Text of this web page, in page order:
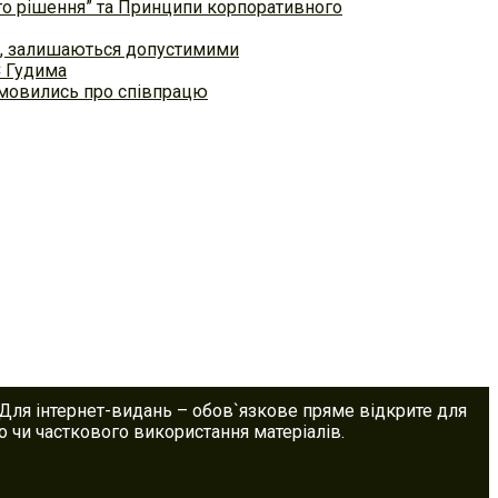
рішення” та Принципи корпоративного
залишаються допустимими
Гудима
про співпрацю
інтернет-видань – обов`язкове пряме відкрите для
часткового використання матеріалів.